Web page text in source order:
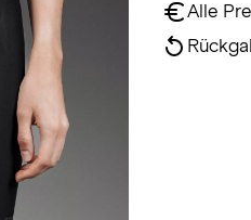
Alle